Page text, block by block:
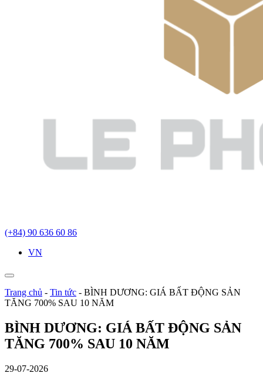
(+84) 90 636 60 86
VN
Trang chủ - Tin tức - BÌNH DƯƠNG: GIÁ BẤT ĐỘNG SẢN
TĂNG 700% SAU 10 NĂM
BÌNH DƯƠNG: GIÁ BẤT ĐỘNG SẢN
TĂNG 700% SAU 10 NĂM
29-07-2026